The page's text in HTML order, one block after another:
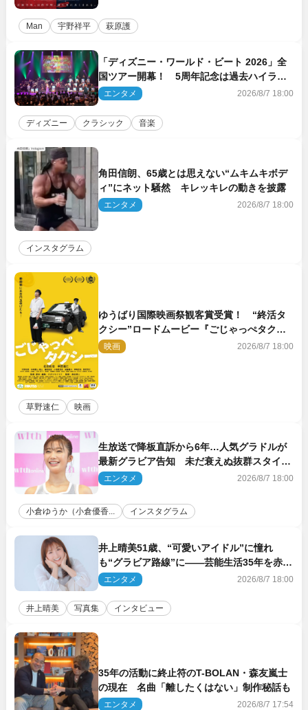
Man 宇野祥平 萩原護
「ディズニー・ワールド・ビート 2026」全
国ツアー開幕！ 5周年記念は過去ハイライ
ト＆クルーズ旅を大満喫！【潜入レポート】
エンタメ 2026/8/7 18:00
ディズニー クラシック 音楽
角田信朗、65歳とは思えない“ムキムキボデ
ィ”にネット騒然 キレッキレの動きを披露
エンタメ 2026/8/7 18:00
インスタグラム
ゆうばり国際映画祭観客賞受賞！ “終活タ
クシー”ロードムービー『ごじゃっぺタクシ
ー』10月公開＆予告解禁
映画 2026/8/7 18:00
草野速仁 映画
生放送で降板直訴から6年…人気グラドルが
最新グラビア告知 未だ衰えぬ抜群スタイル
に反響
エンタメ 2026/8/7 18:00
小倉ゆうか（小倉優香... インスタグラム
井上晴美51歳、“可愛いアイドル”に憧れ
も“グラビア路線”に――芸能生活35年を赤
裸々に語る 27年ぶりに写真集発売
エンタメ 2026/8/7 18:00
井上晴美 写真集 インタビュー
35年の活動に終止符のT-BOLAN・森友嵐士
の現在 名曲「離したくはない」制作秘話も
エンタメ 2026/8/7 17:54